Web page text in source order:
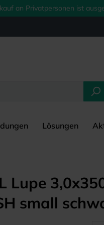
an Privatpersonen ist
Lösungen
Lupe
small